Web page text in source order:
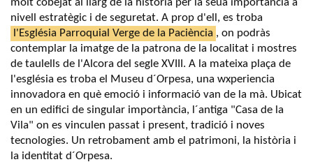
molt cobejat al llarg de la història per la seua importància a
nivell estratègic i de seguretat. A prop d'ell, es troba
l'Església Parroquial Verge de la Paciència , on podràs
contemplar la imatge de la patrona de la localitat i mostres
de taulells de l'Alcora del segle XVIII. A la mateixa plaça de
l'església es troba el Museu d´Orpesa, una wxperiencia
innovadora en què emoció i informació van de la mà. Ubicat
en un edifici de singular importància, l´antiga "Casa de la
Vila" on es vinculen passat i present, tradició i noves
tecnologies. Un retrobament amb el patrimoni, la història i
la identitat d´Orpesa.